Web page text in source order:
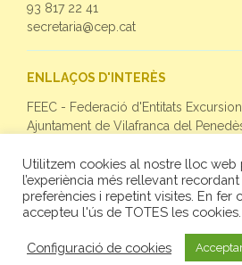
93 817 22 41
secretaria@cep.cat
ENLLAÇOS D'INTERÈS
FEEC - Federació d'Entitats
Ajuntament de Vilafranca del
SEGUEIX-NOS
Facebook
Twitter
Instagram
Utilitzem cookies al nostre lloc web
l’experiència més rellevant
preferències i repetint visites. En fer
accepteu l'ús de TOTES les cookies.
Configuració de cookies